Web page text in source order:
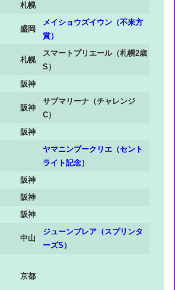
札幌
盛岡
メイショウズイウン（不来方
賞）
札幌
スマートプリエール（札幌2歳
S）
阪神
阪神
サブマリーナ（チャレンジ
C）
阪神
ヤマニンブークリエ（セント
ライト記念）
阪神
阪神
阪神
中山
ジューンブレア（スプリンタ
ーズS）
京都